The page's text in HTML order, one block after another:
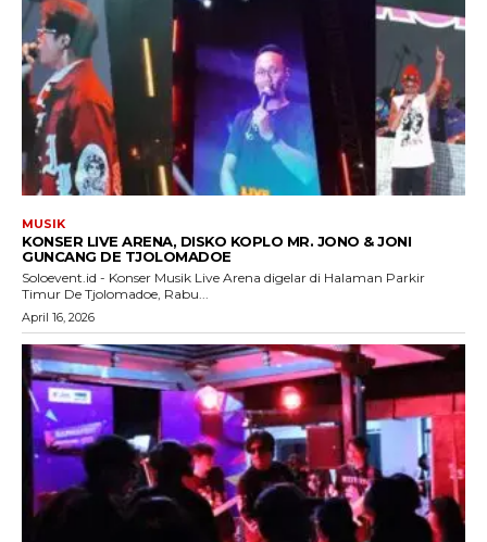
MUSIK
KONSER LIVE ARENA, DISKO KOPLO MR. JONO & JONI
GUNCANG DE TJOLOMADOE
Soloevent.id - Konser Musik Live Arena digelar di Halaman Parkir
Timur De Tjolomadoe, Rabu...
April 16, 2026